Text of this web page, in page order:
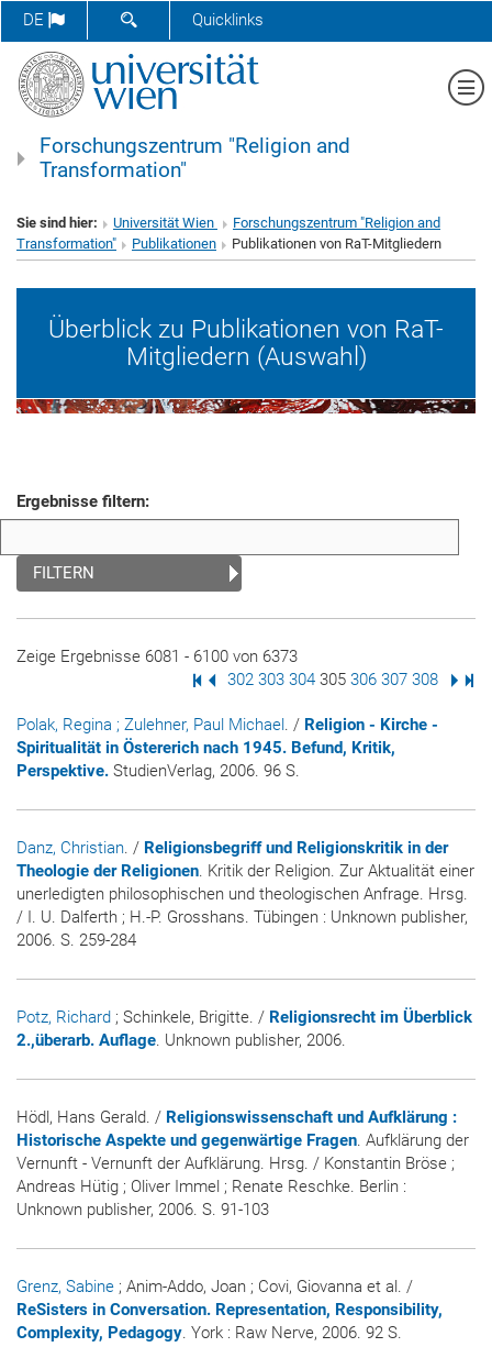
DE SUCHFORMULAR ÖFFNEN
Quicklinks
Forschungszentrum "Religion and
Transformation"
Sie sind hier: Universität Wien
Forschungszentrum "Religion and
Transformation"
Publikationen Publikationen von RaT-Mitgliedern
Überblick zu Publikationen von RaT-
Mitgliedern (Auswahl)
Ergebnisse filtern:
FILTERN
Zeige Ergebnisse 6081 - 6100 von 6373
Erste Seite
Vorige Seite
Seite
302 Seite
303 Seite
304 Seite
305 Seite
306 Seite
307 Seite
308
Polak, Regina ; Zulehner, Paul Michael . / Religion - Kirche -
Spiritualität in Östererich nach 1945. Befund, Kritik,
Perspektive. StudienVerlag, 2006. 96 S.
Danz, Christian. / Religionsbegriff und Religionskritik in der
Theologie der Religionen. Kritik der Religion. Zur Aktualität einer
unerledigten philosophischen und theologischen Anfrage. Hrsg.
/ I. U. Dalferth ; H.-P. Grosshans. Tübingen : Unknown publisher,
2006. S. 259-284
Potz, Richard ; Schinkele, Brigitte. / Religionsrecht im Überblick
2.,überarb. Auflage. Unknown publisher, 2006.
Hödl, Hans Gerald. / Religionswissenschaft und Aufklärung :
Historische Aspekte und gegenwärtige Fragen. Aufklärung der
Vernunft - Vernunft der Aufklärung. Hrsg. / Konstantin Bröse ;
Andreas Hütig ; Oliver Immel ; Renate Reschke. Berlin :
Unknown publisher, 2006. S. 91-103
Grenz, Sabine ; Anim-Addo, Joan ; Covi, Giovanna et al. /
ReSisters in Conversation. Representation, Responsibility,
Complexity, Pedagogy. York : Raw Nerve, 2006. 92 S.